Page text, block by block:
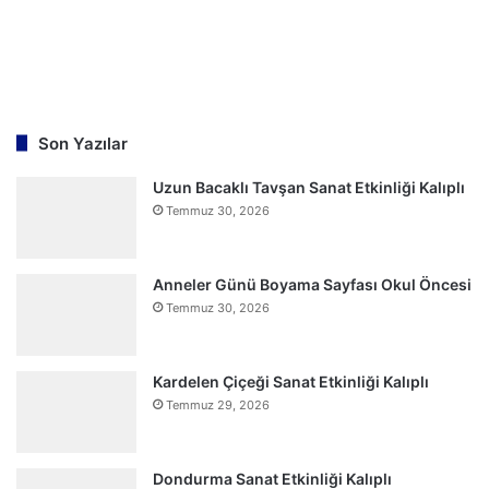
Son Yazılar
Uzun Bacaklı Tavşan Sanat Etkinliği Kalıplı
Temmuz 30, 2026
Anneler Günü Boyama Sayfası Okul Öncesi
Temmuz 30, 2026
Kardelen Çiçeği Sanat Etkinliği Kalıplı
Temmuz 29, 2026
Dondurma Sanat Etkinliği Kalıplı